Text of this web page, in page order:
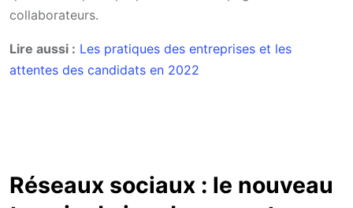
collaborateurs.
Lire aussi : Les pratiques des entreprises et les
attentes des candidats en 2022
Réseaux sociaux : le nouveau